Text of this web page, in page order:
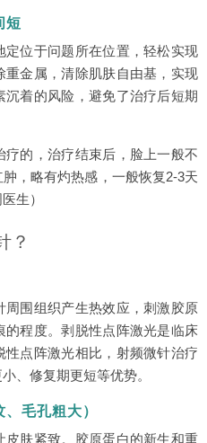
短
位于问题所在位置，轻松实现
金属，清除肌肤自由基，实现
着的风险，避免了治疗后短期
的，治疗结束后，脸上一般不
，略有灼热感，一般恢复2-3天
生）
？
围组织产生热效应，刺激胶原
程度。剥脱性点阵激光是临床
点阵激光相比，射频微针治疗
、修复期更短等优势。
毛孔粗大）
肤紧致。胶原蛋白的新生和重